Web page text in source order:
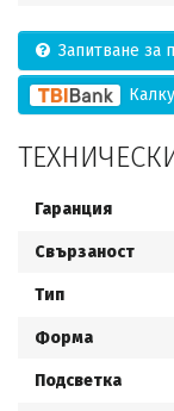
Запитване за
Гаранция
Свързаност
Тип
Форма
Подсветка